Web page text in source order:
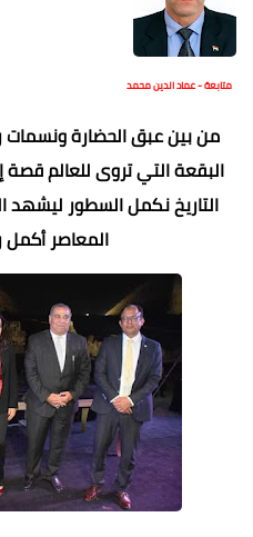
متابعة - عماد الدين محمد
من بين عبق الحضارة ونسمات
البقعة التي تروى للعالم
التاريخ نكمل السطور ليشهد
المعاصر أكمل